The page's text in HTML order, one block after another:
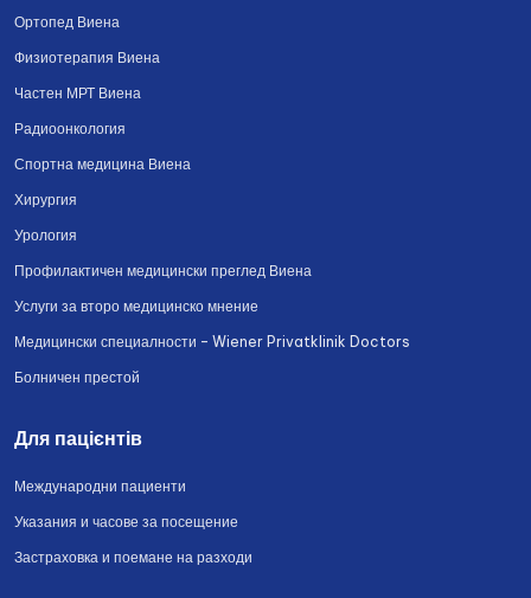
Ортопед Виена
Физиотерапия Виена
Частен МРТ Виена
Радиоонкология
Спортна медицина Виена
Хирургия
Урология
Профилактичен медицински преглед Виена
Услуги за второ медицинско мнение
Медицински специалности – Wiener Privatklinik Doctors
Болничен престой
Для пацієнтів
Международни пациенти
Указания и часове за посещение
Застраховка и поемане на разходи